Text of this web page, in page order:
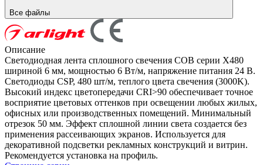
Все файлы
Описание
Светодиодная лента сплошного свечения COB серии X480
шириной 6 мм, мощностью 6 Вт/м, напряжение питания 24 В.
Светодиоды CSP, 480 шт/м, теплого цвета свечения (3000K).
Высокий индекс цветопередачи CRI>90 обеспечивает точное
восприятие цветовых оттенков при освещении любых жилых,
офисных или производственных помещений. Минимальный
отрезок 50 мм. Эффект сплошной линии света создается без
применения рассеивающих экранов. Используется для
декоративной подсветки рекламных конструкций и витрин.
Рекомендуется установка на профиль.